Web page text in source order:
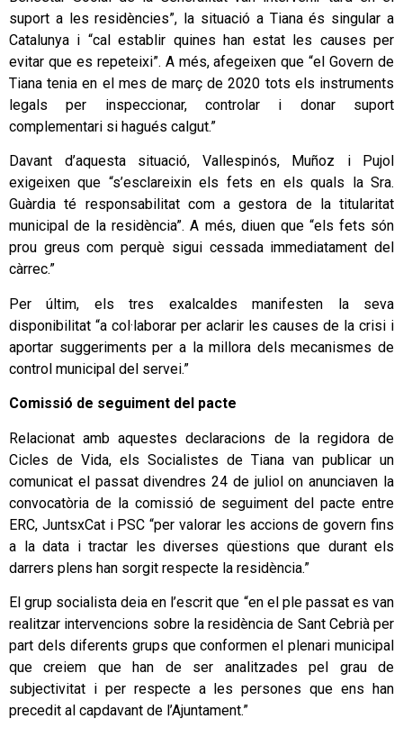
suport a les residències”, la situació a Tiana és singular a
Catalunya i “cal establir quines han estat les causes per
evitar que es repeteixi”. A més, afegeixen que “el Govern de
Tiana tenia en el mes de març de 2020 tots els instruments
legals per inspeccionar, controlar i donar suport
complementari si hagués calgut.”
Davant d’aquesta situació, Vallespinós, Muñoz i Pujol
exigeixen que “s’esclareixin els fets en els quals la Sra.
Guàrdia té responsabilitat com a gestora de la titularitat
municipal de la residència”. A més, diuen que “els fets són
prou greus com perquè sigui cessada immediatament del
càrrec.”
Per últim, els tres exalcaldes manifesten la seva
disponibilitat “a col·laborar per aclarir les causes de la crisi i
aportar suggeriments per a la millora dels mecanismes de
control municipal del servei.”
Comissió de seguiment del pacte
Relacionat amb aquestes declaracions de la regidora de
Cicles de Vida, els Socialistes de Tiana van publicar un
comunicat el passat divendres 24 de juliol on anunciaven la
convocatòria de la comissió de seguiment del pacte entre
ERC, JuntsxCat i PSC “per valorar les accions de govern fins
a la data i tractar les diverses qüestions que durant els
darrers plens han sorgit respecte la residència.”
El grup socialista deia en l’escrit que “en el ple passat es van
realitzar intervencions sobre la residència de Sant Cebrià per
part dels diferents grups que conformen el plenari municipal
que creiem que han de ser analitzades pel grau de
subjectivitat i per respecte a les persones que ens han
precedit al capdavant de l’Ajuntament.”